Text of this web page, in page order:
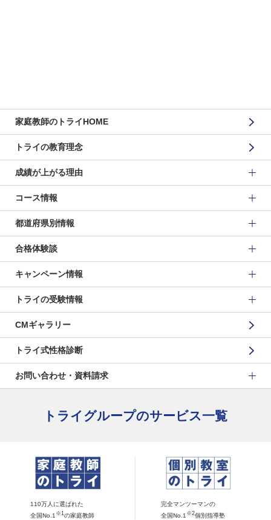
家庭教師のトライHOME
トライの教育理念
成績が上がる理由
コース情報
都道府県別情報
合格体験談
キャンペーン情報
トライの受験情報
CMギャラリー
トライ式性格診断
お問い合わせ・資料請求
トライグループのサービス一覧
110万人に選ばれた
全国No.1 ※1 の家庭教師
完全マンツーマンの
全国No.1 ※2個別指導塾